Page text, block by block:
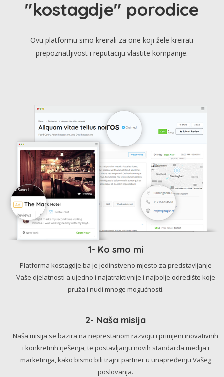
"kostagdje" porodice
Ovu platformu smo kreirali za one koji žele kreirati
prepoznatljivost i reputaciju vlastite kompanije.
1- Ko smo mi
Platforma kostagdje.ba je jedinstveno mjesto za predstavljanje
Vaše djelatnosti a ujedno i najatraktivnije i najbolje odredište koje
pruža i nudi mnoge mogućnosti.
2- Naša misija
Naša misija se bazira na neprestanom razvoju i primjeni inovativnih
i konkretnih rješenja, te postavljanju novih standarda medija i
marketinga, kako bismo bili trajni partner u unapređenju Vašeg
poslovanja.